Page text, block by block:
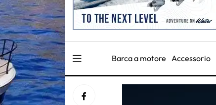
Barca a motore Accessorio